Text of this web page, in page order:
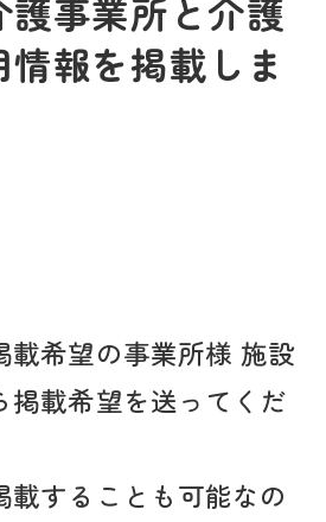
事業所と介護
報を掲載しま
載希望の事業所様 施設
掲載希望を送ってくだ
載することも可能なの